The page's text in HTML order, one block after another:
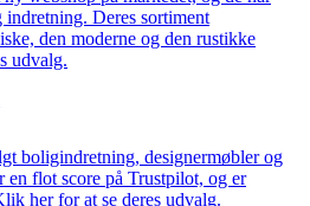
Deres sortiment
den moderne og den rustikke
udvalg.
boligindretning, designermøbler og
en flot score på Trustpilot, og er
her for at se deres udvalg.